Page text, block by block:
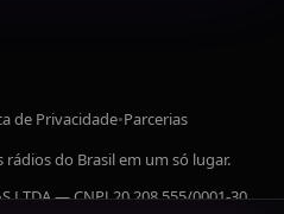
de Privacidade•Parcerias
do Brasil em um só lugar.
LTDA — CNPJ 20.208.555/0001-30